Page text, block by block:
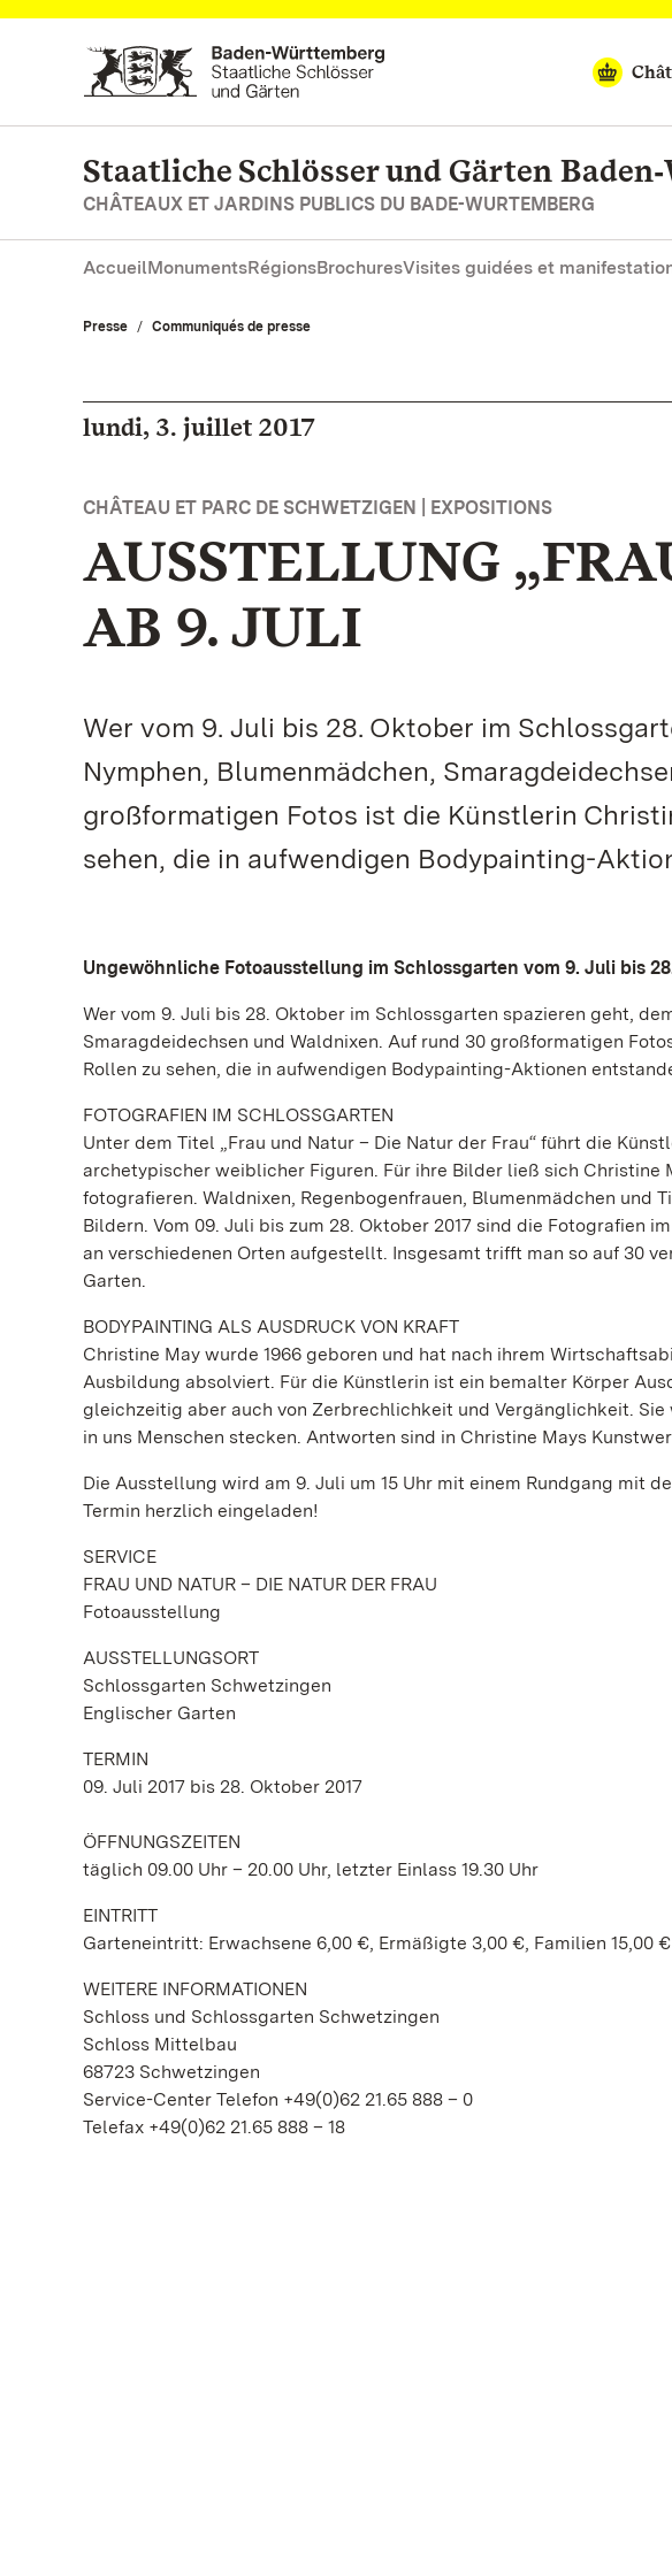
Vers la page d’accueil
Staatliche Schlösser und Gärten
CHÂTEAUX ET JARDINS PUBLICS DU BADE-WURTEMBERG
AccueilMonumentsRégionsBrochuresVisites guidées et
Presse Communiqués de presse
lundi, 3. juillet 2017
CHÂTEAU ET PARC DE SCHWETZIGEN | EXPOSITIONS
AUSSTELLUNG
AB 9. JULI
Wer vom 9. Juli bis 28. Oktober im
Nymphen, Blumenmädchen,
großformatigen Fotos ist die Künstlerin
sehen, die in aufwendigen Bodypainting-
Ungewöhnliche Fotoausstellung im Schlossgarten vom 9. Juli bis
Wer vom 9. Juli bis 28. Oktober im Schlossgarten spazieren geht,
Smaragdeidechsen und Waldnixen. Auf rund 30 großformatigen
Rollen zu sehen, die in aufwendigen Bodypainting-Aktionen
FOTOGRAFIEN IM SCHLOSSGARTEN
Unter dem Titel „Frau und Natur – Die Natur der Frau“ führt die
archetypischer weiblicher Figuren. Für ihre Bilder ließ sich
fotografieren. Waldnixen, Regenbogenfrauen, Blumenmädchen und
Bildern. Vom 09. Juli bis zum 28. Oktober 2017 sind die Fotografien
an verschiedenen Orten aufgestellt. Insgesamt trifft man so auf 30
Garten.
BODYPAINTING ALS AUSDRUCK VON KRAFT
Christine May wurde 1966 geboren und hat nach ihrem
Ausbildung absolviert. Für die Künstlerin ist ein bemalter Körper
gleichzeitig aber auch von Zerbrechlichkeit und Vergänglichkeit.
in uns Menschen stecken. Antworten sind in Christine Mays
Die Ausstellung wird am 9. Juli um 15 Uhr mit einem Rundgang mit
Termin herzlich eingeladen!
SERVICE
FRAU UND NATUR – DIE NATUR DER FRAU
Fotoausstellung
AUSSTELLUNGSORT
Schlossgarten Schwetzingen
Englischer Garten
TERMIN
09. Juli 2017 bis 28. Oktober 2017
ÖFFNUNGSZEITEN
täglich 09.00 Uhr – 20.00 Uhr, letzter Einlass 19.30 Uhr
EINTRITT
Garteneintritt: Erwachsene 6,00 €, Ermäßigte 3,00 €, Familien 15,00 €
WEITERE INFORMATIONEN
Schloss und Schlossgarten Schwetzingen
Schloss Mittelbau
68723 Schwetzingen
Service-Center Telefon +49(0)62 21.65 888 – 0
Telefax +49(0)62 21.65 888 – 18